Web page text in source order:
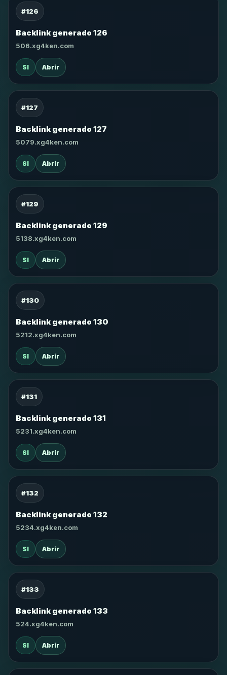
#126
Backlink generado 126
506.xg4ken.com
SI Abrir
#127
Backlink generado 127
5079.xg4ken.com
SI Abrir
#129
Backlink generado 129
5138.xg4ken.com
SI Abrir
#130
Backlink generado 130
5212.xg4ken.com
SI Abrir
#131
Backlink generado 131
5231.xg4ken.com
SI Abrir
#132
Backlink generado 132
5234.xg4ken.com
SI Abrir
#133
Backlink generado 133
524.xg4ken.com
SI Abrir